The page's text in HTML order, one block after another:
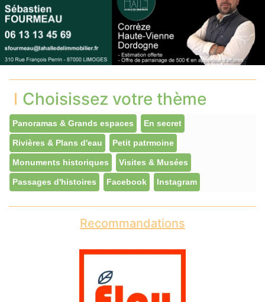
Choisissez votre thème
Panoramas & Grands espaces En secret
Rivières & Plans d'eau Petit patrmoine
Monuments historiques Visites & Musées
Passages d'histoires Facebook Instagram
Recommandations